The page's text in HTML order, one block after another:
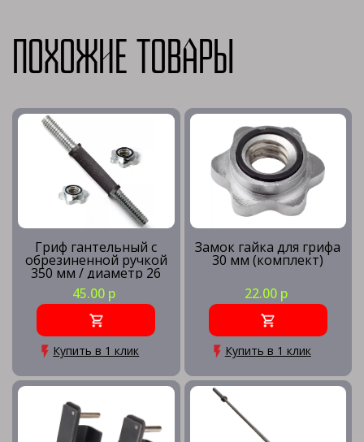
Похожие товары
Гриф гантельный с
обрезиненной ручкой
350 мм / диаметр 26
мм
45.00 р
Купить в 1 клик
Замок гайка для грифа
30 мм (комплект)
22.00 р
Купить в 1 клик